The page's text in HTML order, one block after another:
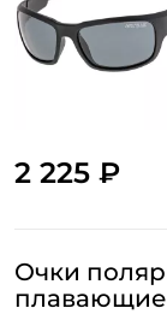
2 225 ₽
Очки